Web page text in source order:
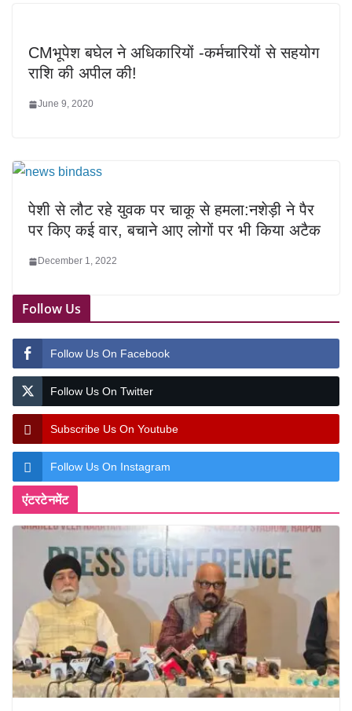
CMभूपेश बघेल ने अधिकारियों -कर्मचारियों से सहयोग
राशि की अपील की!
June 9, 2020
पेशी से लौट रहे युवक पर चाकू से हमला:नशेड़ी ने पैर
पर किए कई वार, बचाने आए लोगों पर भी किया अटैक
December 1, 2022
Follow Us
Follow Us On Facebook
Follow Us On Twitter
Subscribe Us On Youtube
Follow Us On Instagram
एंटरटेनमेंट